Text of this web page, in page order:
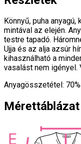
Könnyű, puha
mintával az elején.
testre tapadó.
Ujja és az alja azsúr
kihasználható a
vasalást nem igényel.
Anyagösszetétel:
Mérettáblázat